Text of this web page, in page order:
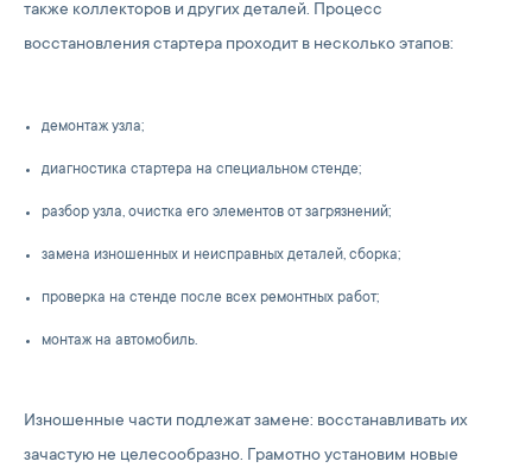
также коллекторов и других деталей. Процесс
восстановления стартера проходит в несколько этапов:
демонтаж узла;
диагностика стартера на специальном стенде;
разбор узла, очистка его элементов от загрязнений;
замена изношенных и неисправных деталей, сборка;
проверка на стенде после всех ремонтных работ;
монтаж на автомобиль.
Изношенные части подлежат замене: восстанавливать их
зачастую не целесообразно. Грамотно установим новые